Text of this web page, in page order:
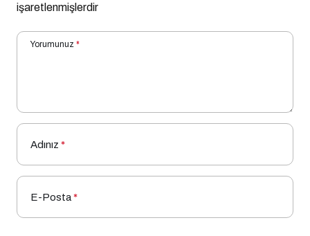
E-Posta
Bir dahaki sefere yorum yaptığımda kullanılmak üzere
tarayıcıya kaydet.